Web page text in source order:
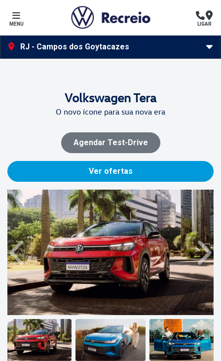
MENU LIGAR
RJ - Campos dos Goytacazes
VolkswagenTera
O novo ícone para sua nova era
Agendar Test-Drive
Ver ofertas
Anterior